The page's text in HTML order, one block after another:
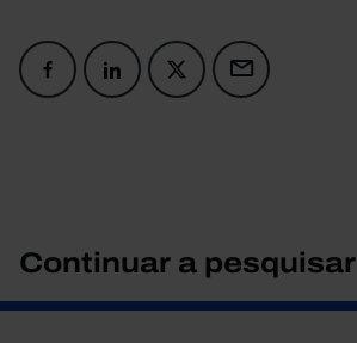
Continuar a pesquisar